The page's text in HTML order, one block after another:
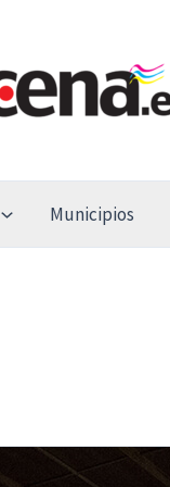
Municipios